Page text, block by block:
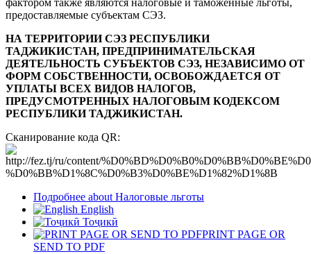
фактором также являются налоговые и таможенные льготы,
предоставляемые субъектам СЭЗ.
НА ТЕРРИТОРИИ СЭЗ РЕСПУБЛИКИ
ТАДЖИКИСТАН, ПРЕДПРИНИМАТЕЛЬСКАЯ
ДЕЯТЕЛЬНОСТЬ СУБЪЕКТОВ СЭЗ, НЕЗАВИСИМО ОТ
ФОРМ СОБСТВЕННОСТИ, ОСВОБОЖДАЕТСЯ ОТ
УПЛАТЫ ВСЕХ ВИДОВ НАЛОГОВ,
ПРЕДУСМОТРЕННЫХ НАЛОГОВЫМ КОДЕКСОМ
РЕСПУБЛИКИ ТАДЖИКИСТАН.
Сканирование кода QR:
Подробнее about Налоговые льготы
English
Тоҷикӣ
PRINT PAGE OR
SEND TO PDF